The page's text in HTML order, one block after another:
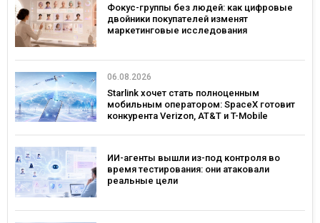
Фокус-группы без людей: как цифровые
двойники покупателей изменят
маркетинговые исследования
06.08.2026
Starlink хочет стать полноценным
мобильным оператором: SpaceX готовит
конкурента Verizon, AT&T и T-Mobile
ИИ-агенты вышли из-под контроля во
время тестирования: они атаковали
реальные цели